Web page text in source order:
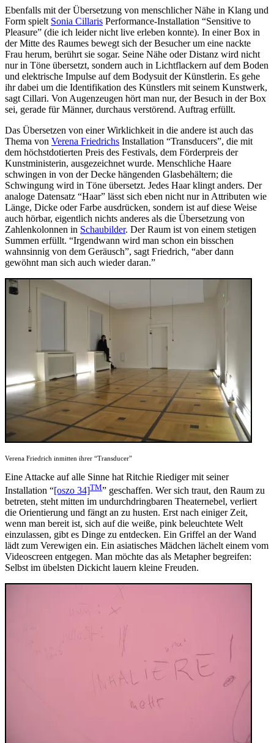
Ebenfalls mit der Übersetzung von menschlicher Nähe in Klang und
Form spielt Sonia Cillaris Performance-Installation “Sensitive to
Pleasure” (die ich leider nicht live erleben konnte). In einer Box in
der Mitte des Raumes bewegt sich der Besucher um eine nackte
Frau herum, berührt sie sogar. Seine Nähe oder Distanz wird nicht
nur in Töne übersetzt, sondern auch in Lichtflackern auf dem Boden
und elektrische Impulse auf dem Bodysuit der Künstlerin. Es gehe
ihr dabei um die Identifikation des Künstlers mit seinem Kunstwerk,
sagt Cillari. Von Augenzeugen hört man nur, der Besuch in der Box
sei, gerade für Männer, durchaus verstörend. Auftrag erfüllt.
Das Übersetzen von einer Wirklichkeit in die andere ist auch das
Thema von Verena Friedrichs Installation “Transducers”, die mit
dem höchstdotierten Preis des Festivals, dem Förderpreis der
Kunstministerin, ausgezeichnet wurde. Menschliche Haare
schwingen in von der Decke hängenden Glasbehältern; die
Schwingung wird in Töne übersetzt. Jedes Haar klingt anders. Der
analoge Datensatz “Haar” lässt sich eben nicht nur in Attributen wie
Länge, Dicke oder Farbe ausdrücken, sondern ist auf diese Weise
auch hörbar, eigentlich nichts anderes als die Übersetzung von
Zahlenkolonnen in Schaubilder. Der Raum ist von einem stetigen
Summen erfüllt. “Irgendwann wird man schon ein bisschen
wahnsinnig von dem Geräusch”, sagt Friedrich, “aber dann
gewöhnt man sich auch wieder daran.”
Verena Friedrich inmitten ihrer “Transducer”
Eine Attacke auf alle Sinne hat Ritchie Riediger mit seiner
Installation “[oszo 34]TM” geschaffen. Wer sich traut, den Raum zu
betreten, steht mitten im undurchdringbaren Theaternebel, verliert
die Orientierung und fängt an zu husten. Erst nach einiger Zeit,
wenn man bereit ist, sich auf die weiße, pink beleuchtete Welt
einzulassen, gibt es Dinge zu entdecken. Ein Griffel an der Wand
lädt zum Verewigen ein. Ein asiatisches Mädchen lächelt einem vom
Videoscreen entgegen. Man möchte das als Metapher begreifen:
Selbst im übelsten Dickicht lauern kleine Freuden.